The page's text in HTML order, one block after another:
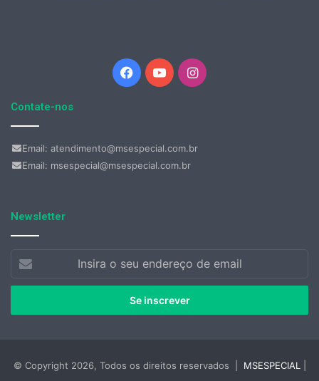
Facebook
YouTubeInstagram
Contate-nos
Email: atendimento@msespecial.com.br
Email: msespecial@msespecial.com.br
Newsletter
seu
de
© Copyright 2026, Todos os direitos reservados | MSESPECIAL